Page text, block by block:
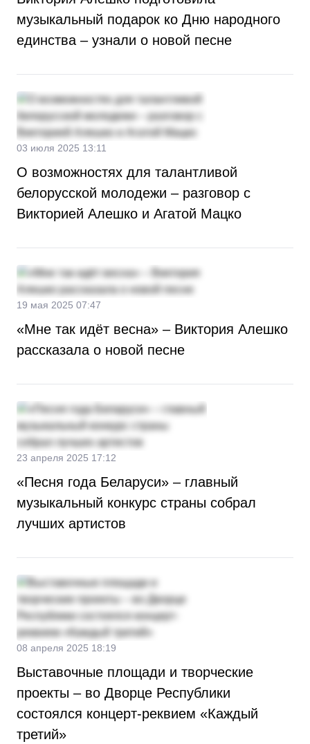
музыкальный подарок ко Дню народного
единства – узнали о новой песне
03 июля 2025 13:11
О возможностях для талантливой
белорусской молодежи – разговор с
Викторией Алешко и Агатой Мацко
19 мая 2025 07:47
«Мне так идёт весна» – Виктория Алешко
рассказала о новой песне
23 апреля 2025 17:12
«Песня года Беларуси» – главный
музыкальный конкурс страны собрал
лучших артистов
08 апреля 2025 18:19
Выставочные площади и творческие
проекты – во Дворце Республики
состоялся концерт-реквием «Каждый
третий»